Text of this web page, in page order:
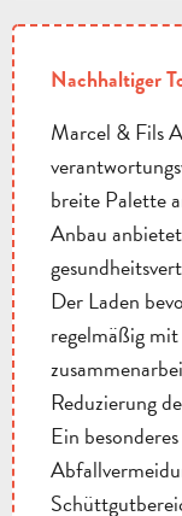
Nachhaltiger
Marcel & Fils
breite Palette
Anbau
Der Laden
regelmäßig
Reduzierung
Ein